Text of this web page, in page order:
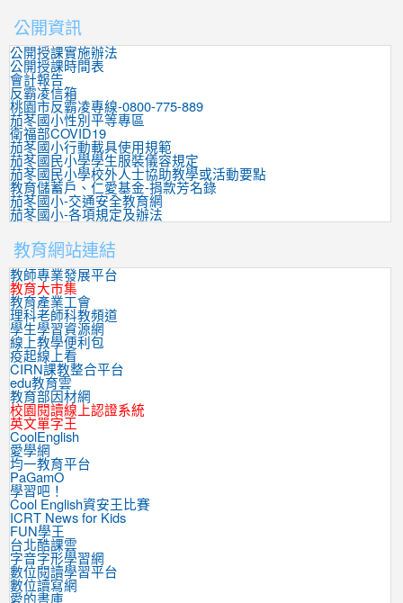
公開資訊
公開授課實施辦法
公開授課時間表
會計報告
反霸凌信箱
桃園市反霸凌專線-0800-775-889
茄苳國小性別平等專區
衛福部COVID19
茄苳國小行動載具使用規範
茄苳國民小學學生服裝儀容規定
茄苳國民小學校外人士協助教學或活動要點
教育儲蓄戶、仁愛基金-捐款芳名錄
茄苳國小-交通安全教育網
茄苳國小-各項規定及辦法
教育網站連結
教師專業發展平台
教育大市集
教育產業工會
理科老師科教頻道
學生學習資源網
線上教學便利包
疫起線上看
CIRN課教整合平台
edu教育雲
教育部因材網
校園閱讀線上認證系統
英文單字王
CoolEnglish
愛學網
均一教育平台
PaGamO
學習吧！
Cool English資安王比賽
ICRT News for Kids
FUN學王
台北酷課雲
字音字形學習網
數位閱讀學習平台
數位讀寫網
愛的書庫